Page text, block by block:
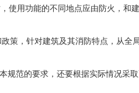
功能的不同地点应由防火，和
，针对建筑及其消防特点，从全
的要求，还要根据实际情况采取